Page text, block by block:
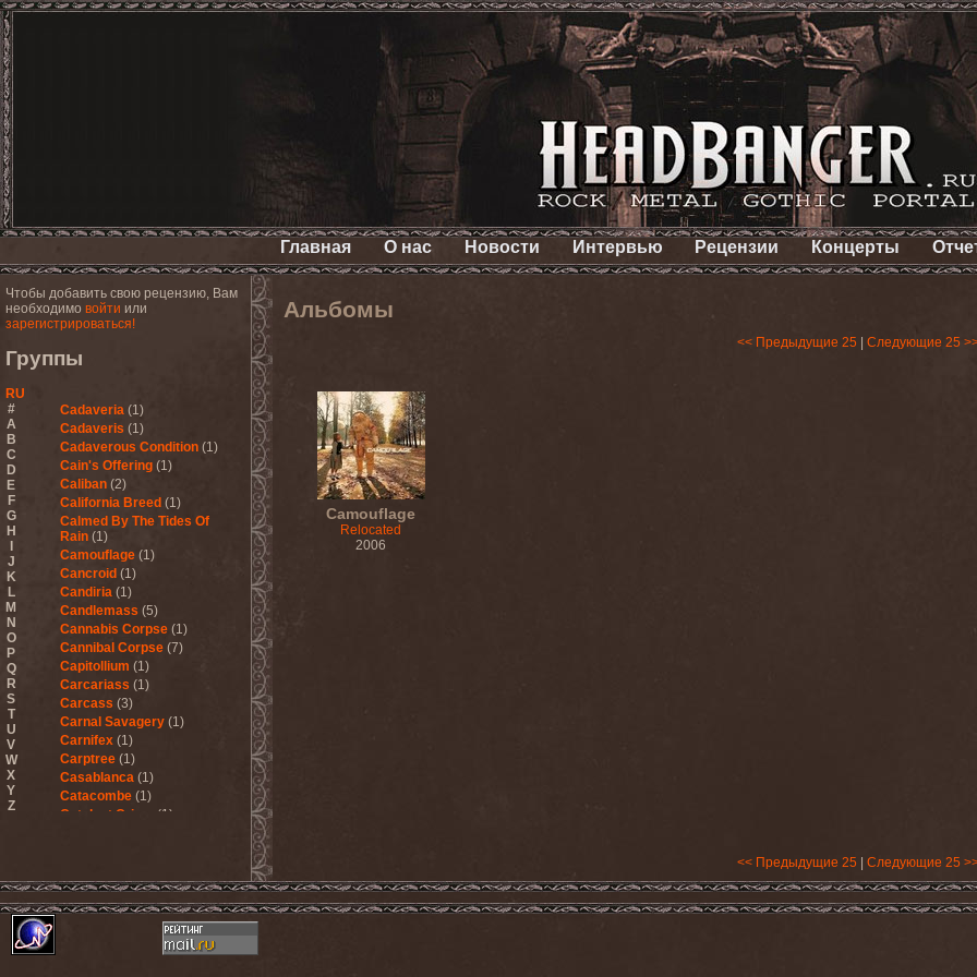
Главная О нас Новости Интервью Рецензии Концерты
Чтобы добавить свою рецензию, Вам
необходимо войти или
зарегистрироваться!
Группы
RU
#
A
B
C
D
E
F
G
H
J
K
L
M
N
O
P
Q
R
S
T
U
V
W
X
Y
Z
Cadaveria (1)
Cadaveris (1)
Cadaverous Condition (1)
Cain's Offering (1)
Caliban (2)
California Breed (1)
Calmed By The Tides Of
Rain (1)
Camouflage (1)
Cancroid (1)
Candiria (1)
Candlemass (5)
Cannabis Corpse (1)
Cannibal Corpse (7)
Capitollium (1)
Carcariass (1)
Carcass (3)
Carnal Savagery (1)
Carnifex (1)
Carptree (1)
Casablanca (1)
Catacombe (1)
Catalyst Crime
(1)
Catchers In The Rye (1)
Catharsis (7)
Catharsis vs Margenta (1)
Альбомы
<< Предыдущие 25 Следующие 25
Camouflage
Relocated
2006
<< Предыдущие 25 Следующие 25